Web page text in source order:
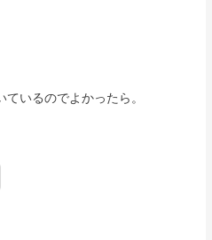
ているのでよかったら。